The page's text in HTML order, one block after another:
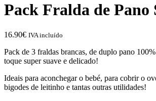
Pack Fralda de Pano
16.90€ IVA incluído
Pack de 3 fraldas brancas, de duplo pano
toque super suave e delicado!
Ideais para aconchegar o bebé, para cobrir o
bigodes de leitinho e tantas outras utilidades!